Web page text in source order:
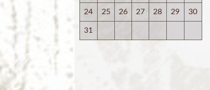
24 25 26 27 28 29 30
31